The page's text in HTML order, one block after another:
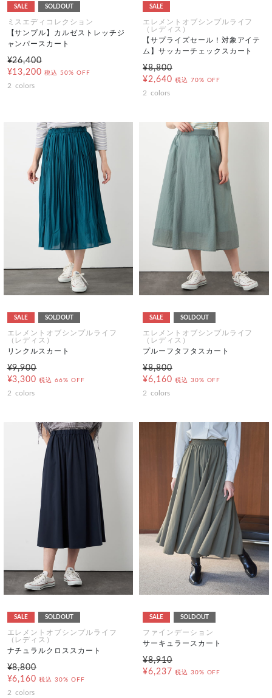
SALE SOLDOUT
ミスエディコレクション
【サンプル】カルゼストレッチジ
ャンパースカート
¥26,400
¥13,200 税込 50% OFF
2 colors
SALE
エレメントオブシンプルライフ
（レディス）
【サプライズセール！対象アイテ
ム】サッカーチェックスカート
¥8,800
¥2,640 税込 70% OFF
2 colors
SALE SOLDOUT
エレメントオブシンプルライフ
（レディス）
リンクルスカート
¥9,900
¥3,300 税込 66% OFF
2 colors
SALE SOLDOUT
エレメントオブシンプルライフ
（レディス）
プルーフタフタスカート
¥8,800
¥6,160 税込 30% OFF
2 colors
SALE SOLDOUT
エレメントオブシンプルライフ
（レディス）
ナチュラルクロススカート
¥8,800
¥6,160 税込 30% OFF
2 colors
SALE SOLDOUT
ファインデーション
サーキュラースカート
¥8,910
¥6,237 税込 30% OFF